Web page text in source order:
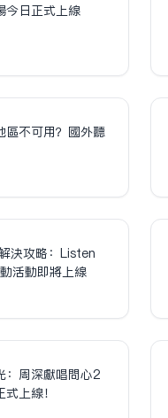
今日正式上線
區不可用？國外聽
決攻略：Listen
活動即將上線
：周深獻唱問心2
上線！